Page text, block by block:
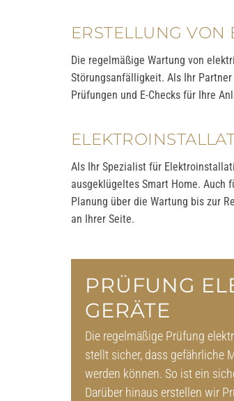
ERSTELLUNG
Die regelmäßige Wartung von
Störungsanfälligkeit. Als Ihr
Prüfungen und E-Checks für Ihre
Als Ihr Spezialist für
ausgeklügeltes Smart Home. Auch
Planung über die Wartung bis zur
an Ihrer Seite.
PRÜFUNG
GERÄTE
Die regelmäßige Prüfung
stellt sicher, dass gefährliche
werden können. So ist ein
Darüber hinaus erstellen wir